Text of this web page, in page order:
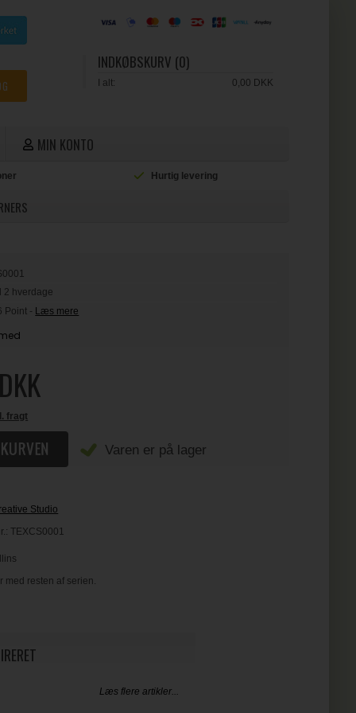
INDKØBSKURV (0)
I alt: 0,00 DKK
MIN KONTO
Hurtig levering
2 hverdage
Point - Læs mere
DKK
fragt
Varen er på lager
Studio
TEXCS0001
med resten af serien.
Læs flere artikler...